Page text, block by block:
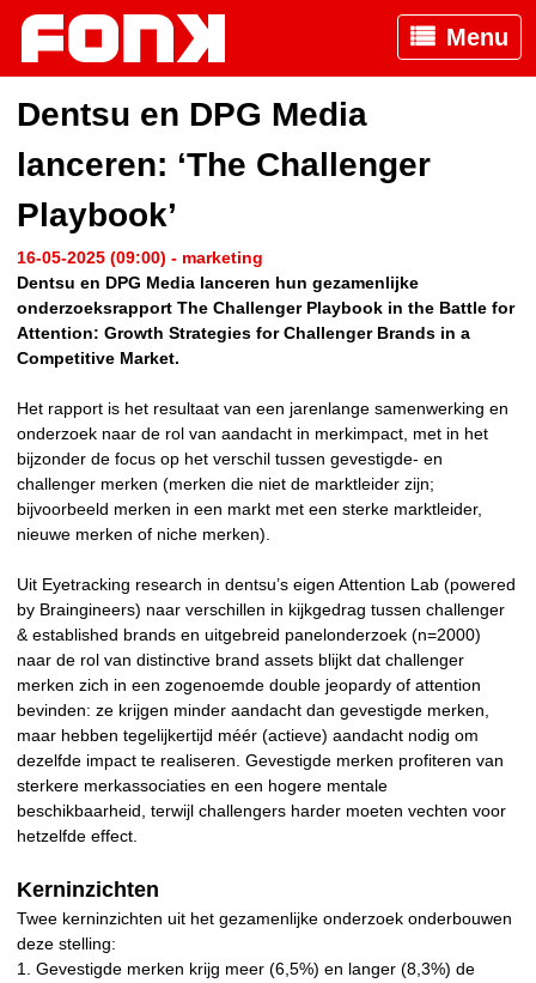
Menu
Dentsu en DPG Media
lanceren: ‘The Challenger
Playbook’
16-05-2025 (09:00) - marketing
Dentsu en DPG Media lanceren hun gezamenlijke
onderzoeksrapport The Challenger Playbook in the Battle for
Attention: Growth Strategies for Challenger Brands in a
Competitive Market.
Het rapport is het resultaat van een jarenlange samenwerking en
onderzoek naar de rol van aandacht in merkimpact, met in het
bijzonder de focus op het verschil tussen gevestigde- en
challenger merken (merken die niet de marktleider zijn;
bijvoorbeeld merken in een markt met een sterke marktleider,
nieuwe merken of niche merken).
Uit Eyetracking research in dentsu’s eigen Attention Lab (powered
by Braingineers) naar verschillen in kijkgedrag tussen challenger
& established brands en uitgebreid panelonderzoek (n=2000)
naar de rol van distinctive brand assets blijkt dat challenger
merken zich in een zogenoemde double jeopardy of attention
bevinden: ze krijgen minder aandacht dan gevestigde merken,
maar hebben tegelijkertijd méér (actieve) aandacht nodig om
dezelfde impact te realiseren. Gevestigde merken profiteren van
sterkere merkassociaties en een hogere mentale
beschikbaarheid, terwijl challengers harder moeten vechten voor
hetzelfde effect.
Kerninzichten
Twee kerninzichten uit het gezamenlijke onderzoek onderbouwen
deze stelling:
1. Gevestigde merken krijg meer (6,5%) en langer (8,3%) de